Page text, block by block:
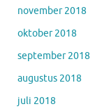
november 2018
oktober 2018
september 2018
augustus 2018
juli 2018